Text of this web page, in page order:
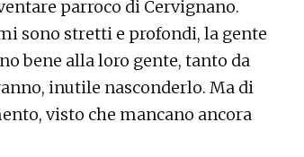
parroco di Cervignano.
sono stretti e profondi, la gente
bene alla loro gente, tanto da
inutile nasconderlo. Ma di
visto che mancano ancora